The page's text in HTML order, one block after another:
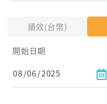
績效(台幣)
開始日期
每月Pay出方式
依金額